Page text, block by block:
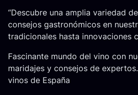
“Descubre una amplia variedad
consejos gastronómicos en
tradicionales hasta innovaciones
Fascinante mundo del vino con
maridajes y consejos de
vinos de España